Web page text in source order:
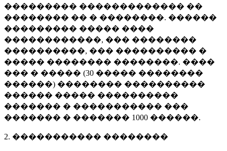
��������� ������������� ��
�������� �� � ��������. ������
��������� ����� ����
������������, ��� ��������
����������, ��� ���������� �
����� �������� ��������. ����
��� � ����� (30 ����� ��������
������) �������� ����������
������ ����� ����������
������� � ����������� ���
������� � ������� 1000 ������.
2. ����������� ��������